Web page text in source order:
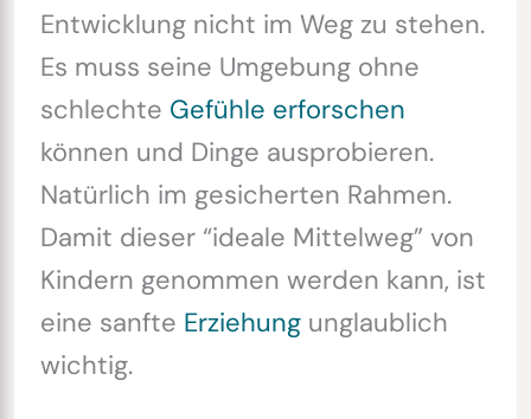
Entwicklung nicht im Weg zu stehen.
Es muss seine Umgebung ohne
schlechte Gefühle erforschen
können und Dinge ausprobieren.
Natürlich im gesicherten Rahmen.
Damit dieser “ideale Mittelweg” von
Kindern genommen werden kann, ist
eine sanfte Erziehungunglaublich
wichtig.